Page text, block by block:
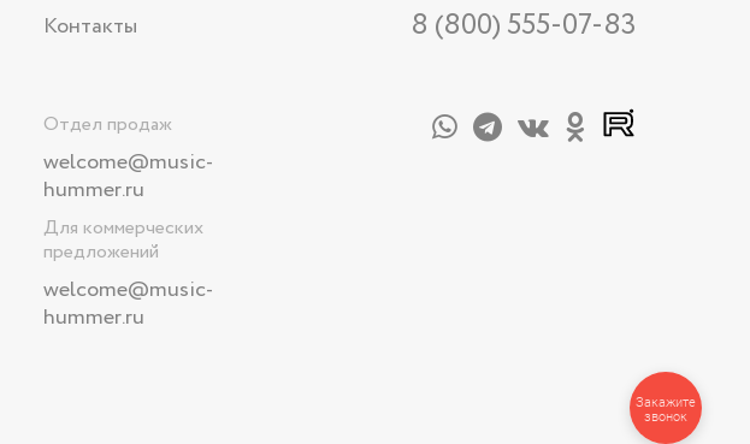
Контакты 8 (800) 555-07-83
Отдел продаж
welcome@music-
hummer.ru
Для коммерческих
предложений
welcome@music-
hummer.ru
Закажите
звонок